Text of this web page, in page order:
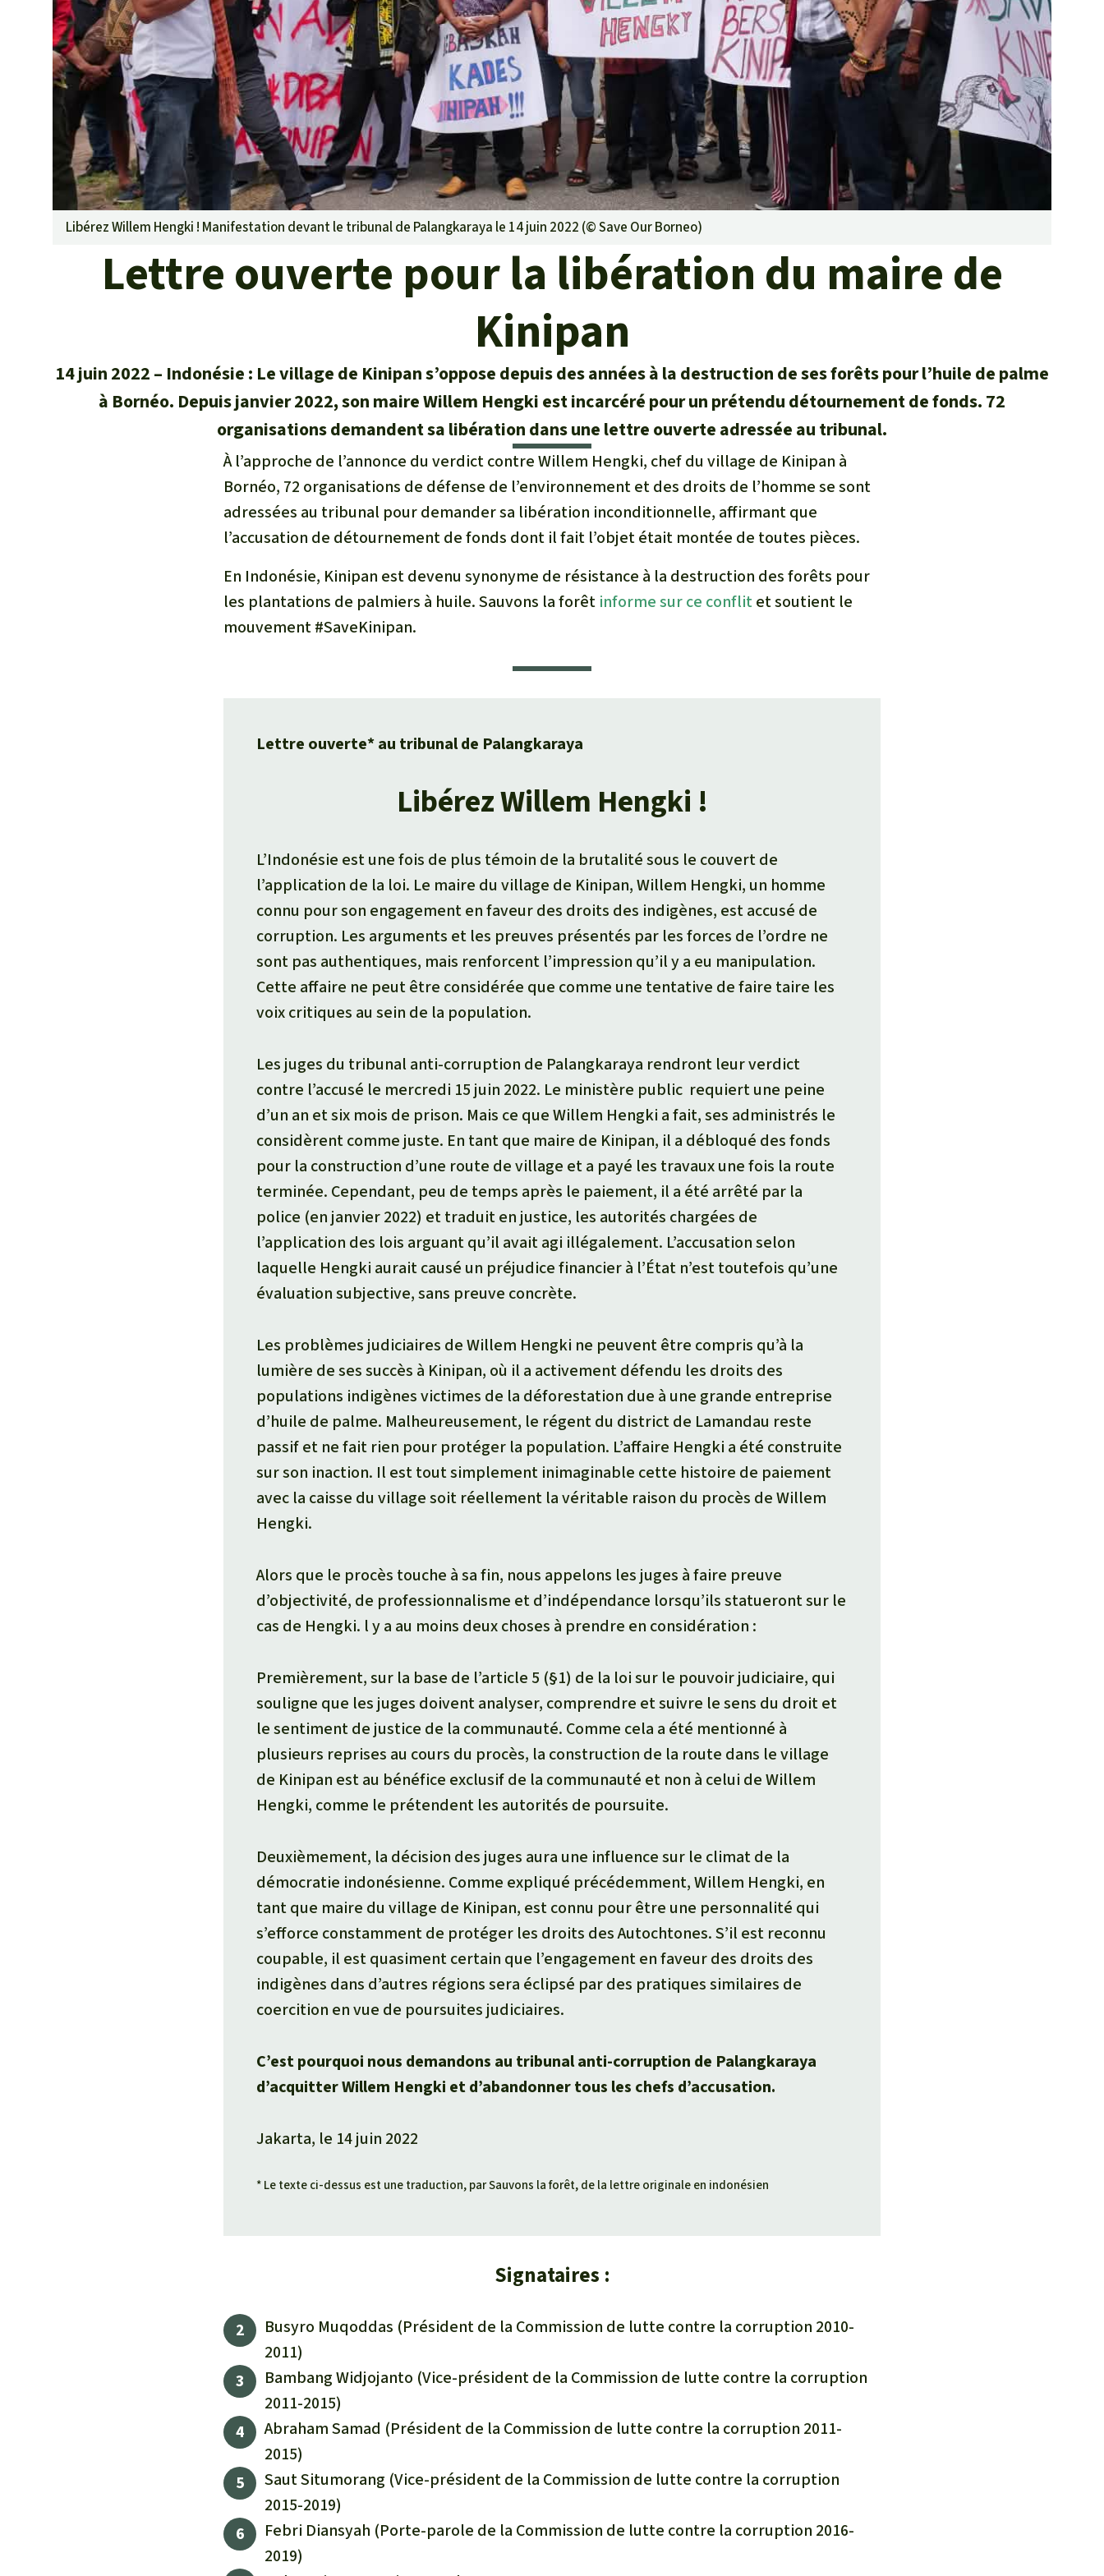
Les biocarburants
L’aluminium
L'élevage industriel
L'or
L'accaparement des terres
Le braconnage
Les barrages
Le ciment et le béton
Les routes
Lutte contre les
incendies de forêt et
prévention
Collecte de fonds
Libérez Willem Hengki ! Manifestation devant le tribunal de Palangkaraya le 14 juin 2022 (©Save Our Borneo)
Lettre ouverte pour la libération du maire de
Kinipan
14 juin 2022
Indonésie : Le village de Kinipan s’oppose depuis des années à la destruction de ses forêts pour l’huile de palme
à Bornéo. Depuis janvier 2022, son maire Willem Hengki est incarcéré pour un prétendu détournement de fonds. 72
organisations demandent sa libération dans une lettre ouverte adressée au tribunal.
À l’approche de l’annonce du verdict contre Willem Hengki, chef du village de Kinipan à
Bornéo, 72 organisations de défense de l’environnement et des droits de l’homme se sont
adressées au tribunal pour demander sa libération inconditionnelle, affirmant que
l’accusation de détournement de fonds dont il fait l’objet était montée de toutes pièces.
En Indonésie, Kinipan est devenu synonyme de résistance à la destruction des forêts pour
les plantations de palmiers à huile. Sauvons la forêt informe sur ce conflitet soutient le
mouvement #SaveKinipan.
Lettre ouverte* au tribunal de Palangkaraya
Libérez Willem Hengki !
L’Indonésie est une fois de plus témoin de la brutalité sous le couvert de
l’application de la loi. Le maire du village de Kinipan, Willem Hengki, un homme
connu pour son engagement en faveur des droits des indigènes, est accusé de
corruption. Les arguments et les preuves présentés par les forces de l’ordre ne
sont pas authentiques, mais renforcent l’impression qu’il y a eu manipulation.
Cette affaire ne peut être considérée que comme une tentative de faire taire les
voix critiques au sein de la population.
Les juges du tribunal anti-corruption de Palangkaraya rendront leur verdict
contre l’accusé le mercredi 15 juin 2022. Le ministère public requiert une peine
d’un an et six mois de prison. Mais ce que Willem Hengki a fait, ses administrés le
considèrent comme juste. En tant que maire de Kinipan, il a débloqué des fonds
pour la construction d’une route de village et a payé les travaux une fois la route
terminée. Cependant, peu de temps après le paiement, il a été arrêté par la
police (en janvier 2022) et traduit en justice, les autorités chargées de
l’application des lois arguant qu’il avait agi illégalement. L’accusation selon
laquelle Hengki aurait causé un préjudice financier à l’État n’est toutefois qu’une
évaluation subjective, sans preuve concrète.
Les problèmes judiciaires de Willem Hengki ne peuvent être compris qu’à la
lumière de ses succès à Kinipan, où il a activement défendu les droits des
populations indigènes victimes de la déforestation due à une grande entreprise
d’huile de palme. Malheureusement, le régent du district de Lamandau reste
passif et ne fait rien pour protéger la population. L’affaire Hengki a été construite
sur son inaction. Il est tout simplement inimaginable cette histoire de paiement
avec la caisse du village soit réellement la véritable raison du procès de Willem
Hengki.
Alors que le procès touche à sa fin, nous appelons les juges à faire preuve
d’objectivité, de professionnalisme et d’indépendance lorsqu’ils statueront sur le
cas de Hengki. l y a au moins deux choses à prendre en considération :
Premièrement, sur la base de l’article 5 (§1) de la loi sur le pouvoir judiciaire, qui
souligne que les juges doivent analyser, comprendre et suivre le sens du droit et
le sentiment de justice de la communauté. Comme cela a été mentionné à
plusieurs reprises au cours du procès, la construction de la route dans le village
de Kinipan est au bénéfice exclusif de la communauté et non à celui de Willem
Hengki, comme le prétendent les autorités de poursuite.
Deuxièmement, la décision des juges aura une influence sur le climat de la
démocratie indonésienne. Comme expliqué précédemment, Willem Hengki, en
tant que maire du village de Kinipan, est connu pour être une personnalité qui
s’efforce constamment de protéger les droits des Autochtones. S’il est reconnu
coupable, il est quasiment certain que l’engagement en faveur des droits des
indigènes dans d’autres régions sera éclipsé par des pratiques similaires de
coercition en vue de poursuites judiciaires.
C’est pourquoi nous demandons au tribunal anti-corruption de Palangkaraya
d’acquitter Willem Hengki et d’abandonner tous les chefs d’accusation.
Jakarta, le 14 juin 2022
* Le texte ci-dessus est une traduction, par Sauvons la forêt, de la lettre originale en indonésien
Signataires :
Busyro Muqoddas (Président de la Commission de lutte contre la corruption 2010-
2011)
Bambang Widjojanto (Vice-président de la Commission de lutte contre la corruption
2011-2015)
Abraham Samad (Président de la Commission de lutte contre la corruption 2011-
2015)
Saut Situmorang (Vice-président de la Commission de lutte contre la corruption
2015-2019)
Febri Diansyah (Porte-parole de la Commission de lutte contre la corruption 2016-
2019)